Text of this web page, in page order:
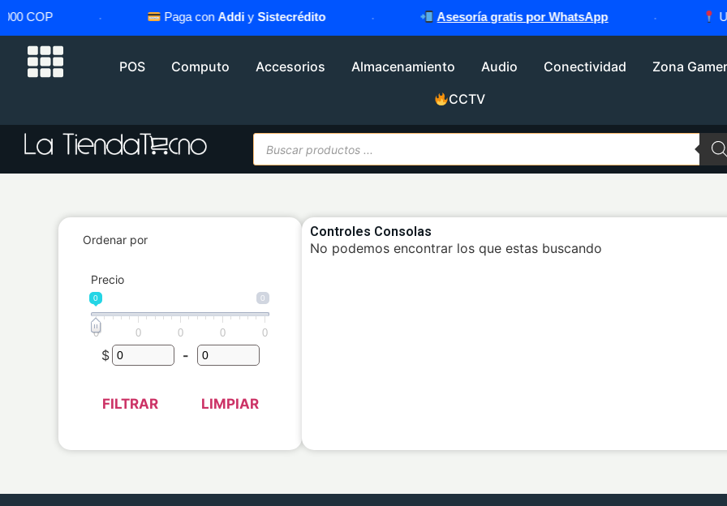
COP Paga conAddiy Sistecrédito Asesoría gratis por WhatsApp
POS Computo Accesorios Almacenamiento Audio Conectividad Zona Gamer
CCTV
Ordenar por
Precio
0
0
0 0 0 0 0
$ -
FILTRAR LIMPIAR
Controles Consolas
No podemos encontrar los que estas buscando